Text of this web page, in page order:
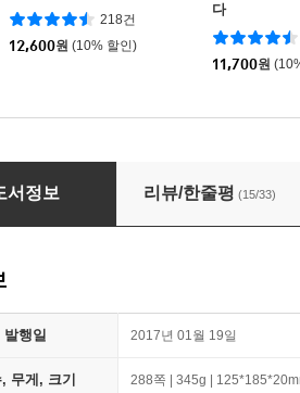
218건
12,600원 (10% 할인)
다
11,700원
레오파트라처럼
서정보 리뷰/한줄평 (15/33)
발행일 2017년 01월 19일
무게, 크기 288쪽 | 345g |